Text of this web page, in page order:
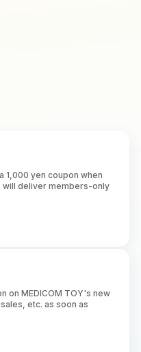
1,000 yen coupon when
will deliver members-only
on MEDICOM TOY's new
etc. as soon as